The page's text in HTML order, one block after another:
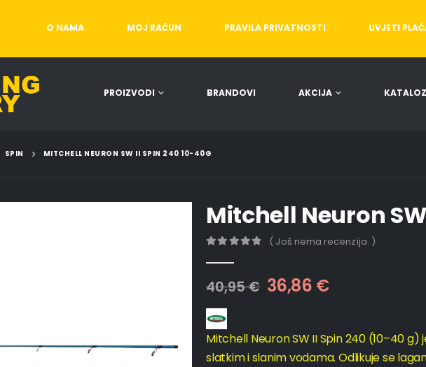
O NAMA MOJ RAČUN PRAVILA PRIVATNOSTI UVJETI
PROIZVODI BRANDOVI AKCIJA
SPIN MITCHELL NEURON SW II SPIN 240 10-40G
Mitchell Neuron
( Još nema recenzija. )
40,95€ 36,86 €
Mitchell Neuron SW II Spin 240 (10–40
slatkim i slanim vodama. Odlikuje se